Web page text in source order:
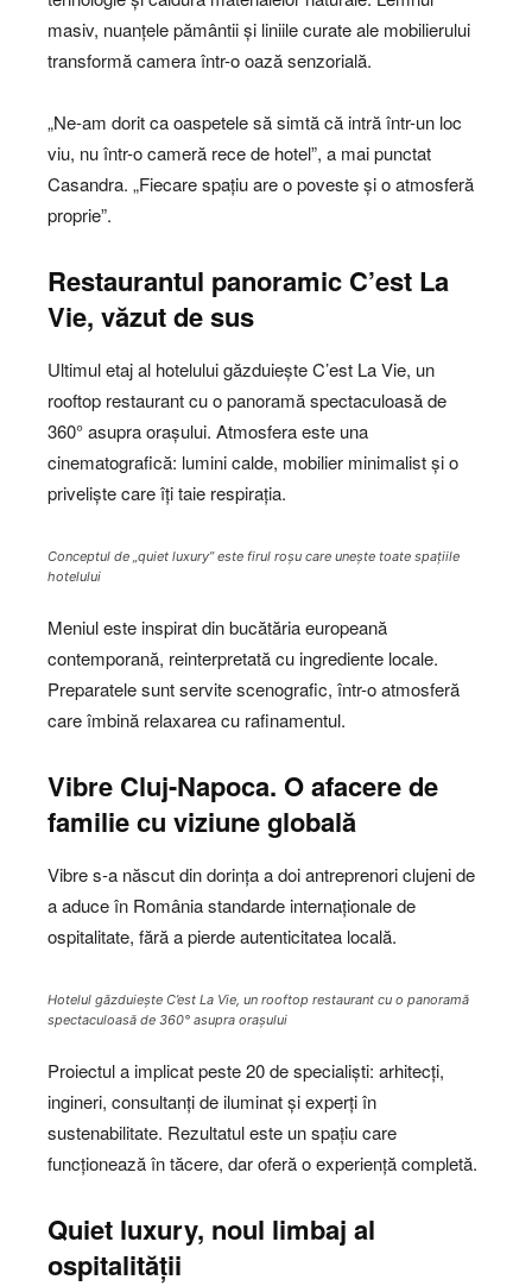
masiv, nuanțele pământii și liniile curate ale mobilierului
transformă camera într-o oază senzorială.
„Ne-am dorit ca oaspetele să simtă că intră într-un loc
viu, nu într-o cameră rece de hotel”, a mai punctat
Casandra. „Fiecare spațiu are o poveste și o atmosferă
proprie”.
Restaurantul panoramic C’est La
Vie, văzut de sus
Ultimul etaj al hotelului găzduiește C’est La Vie, un
rooftop restaurant cu o panoramă spectaculoasă de
360° asupra orașului. Atmosfera este una
cinematografică: lumini calde, mobilier minimalist și o
priveliște care îți taie respirația.
Conceptul de „quiet luxury” este firul roșu care unește toate spațiile
hotelului
Meniul este inspirat din bucătăria europeană
contemporană, reinterpretată cu ingrediente locale.
Preparatele sunt servite scenografic, într-o atmosferă
care îmbină relaxarea cu rafinamentul.
Vibre Cluj-Napoca. O afacere de
familie cu viziune globală
Vibre s-a născut din dorința a doi antreprenori clujeni de
a aduce în România standarde internaționale de
ospitalitate, fără a pierde autenticitatea locală.
Hotelul găzduiește C’est La Vie, un rooftop restaurant cu o panoramă
spectaculoasă de 360° asupra orașului
Proiectul a implicat peste 20 de specialiști: arhitecți,
ingineri, consultanți de iluminat și experți în
sustenabilitate. Rezultatul este un spațiu care
funcționează în tăcere, dar oferă o experiență completă.
Quiet luxury, noul limbaj al
ospitalității